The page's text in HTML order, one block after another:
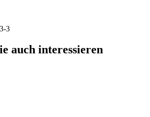
3
auch interessieren